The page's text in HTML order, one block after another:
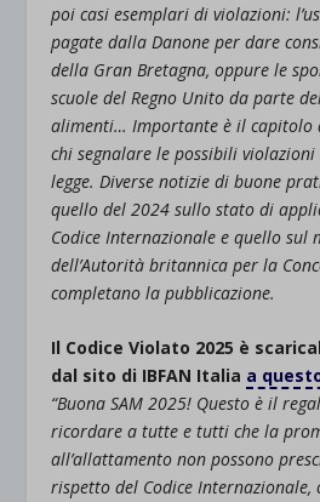
poi casi esemplari di violazioni:
pagate dalla Danone per dare
della Gran Bretagna, oppure le
scuole del Regno Unito da parte
alimenti… Importante è il capitolo
chi segnalare le possibili violazioni
legge.Diverse notizie di buone
quello del 2024 sullo stato di
Codice Internazionale e quello sul
dell’Autorità britannica per la
completano la pubblicazione.
Il Codice Violato 2025 è
dal sito di IBFAN Italia a
“Buona SAM 2025! Questo è il
ricordare a tutte e tutti che la
all’allattamento non possono
rispetto del Codice Internazionale,